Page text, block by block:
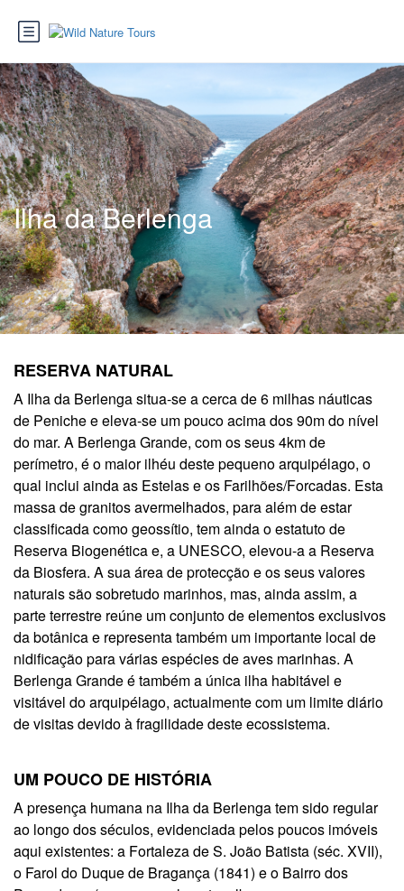
Ilha da Berlenga
RESERVA NATURAL
A Ilha da Berlenga situa-se a cerca de 6 milhas náuticas
de Peniche e eleva-se um pouco acima dos 90m do nível
do mar. A Berlenga Grande, com os seus 4km de
perímetro, é o maior ilhéu deste pequeno arquipélago, o
qual inclui ainda as Estelas e os Farilhões/Forcadas. Esta
massa de granitos avermelhados, para além de estar
classificada como geossítio, tem ainda o estatuto de
Reserva Biogenética e, a UNESCO, elevou-a a Reserva
da Biosfera. A sua área de protecção e os seus valores
naturais são sobretudo marinhos, mas, ainda assim, a
parte terrestre reúne um conjunto de elementos exclusivos
da botânica e representa também um importante local de
nidificação para várias espécies de aves marinhas. A
Berlenga Grande é também a única ilha habitável e
visitável do arquipélago, actualmente com um limite diário
de visitas devido à fragilidade deste ecossistema.
UM POUCO DE HISTÓRIA
A presença humana na Ilha da Berlenga tem sido regular
ao longo dos séculos, evidenciada pelos poucos imóveis
aqui existentes: a Fortaleza de S. João Batista (séc. XVII),
o Farol do Duque de Bragança (1841) e o Bairro dos